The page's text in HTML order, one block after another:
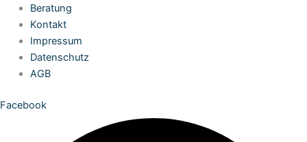
Zum
Inhalt
springen
Beratung
Kontakt
Impressum
Datenschutz
AGB
Facebook